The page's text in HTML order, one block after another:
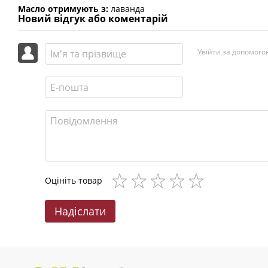
Масло отримують з: лаванда
Новий відгук або коментарій
Увійти за
Оцініть товар
Надіслати